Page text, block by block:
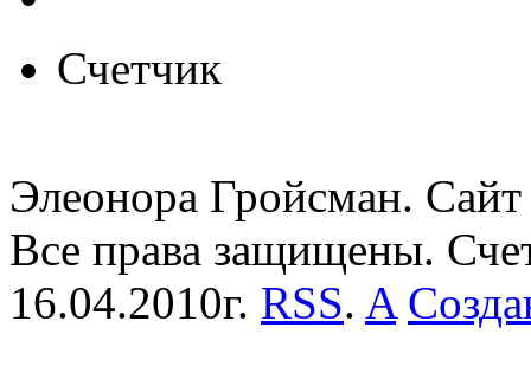
Счетчик
Элеонора Гройсман.
Все права защищены.
16.04.2010г. RSS. A